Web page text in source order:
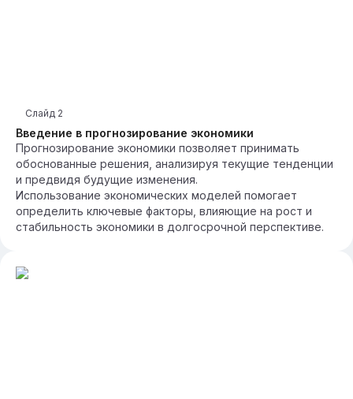
Введение в прогнозирование экономики
Слайд 2
Прогнозирование экономики позволяет принимать
обоснованные решения, анализируя текущие тенденции
и предвидя будущие изменения.
Использование экономических моделей помогает
определить ключевые факторы, влияющие на рост и
стабильность экономики в долгосрочной перспективе.